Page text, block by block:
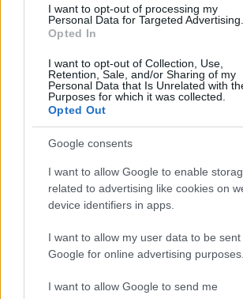
I want to opt-out of processing my
Personal Data for Targeted Advertising.
Opted In
I want to opt-out of Collection, Use,
Retention, Sale, and/or Sharing of my
Personal Data that Is Unrelated with
Purposes for which it was collected.
Opted Out
Google consents
I want to allow Google to enable
related to advertising like cookies on
device identifiers in apps.
I want to allow my user data to be sent
Google for online advertising purposes.
I want to allow Google to send me
A nulla è valsa la denuncia di
circa il “grave sfruttamento, cui
delle strutture in Qatar; 2,5 milioni
migranti che verranno impiegati
nulla la presa di posizione
confinanti come Bahrein ed
dell’Arabia Saudita, e perfino
Michel, come riportailtempo.itdel
scorso, avrebbe partecipato “nel
della Repubblica Nicolas Sarkozy e
Qatar Tamim ben Hamad al-Thani.
quando scrisseFrance Football, si